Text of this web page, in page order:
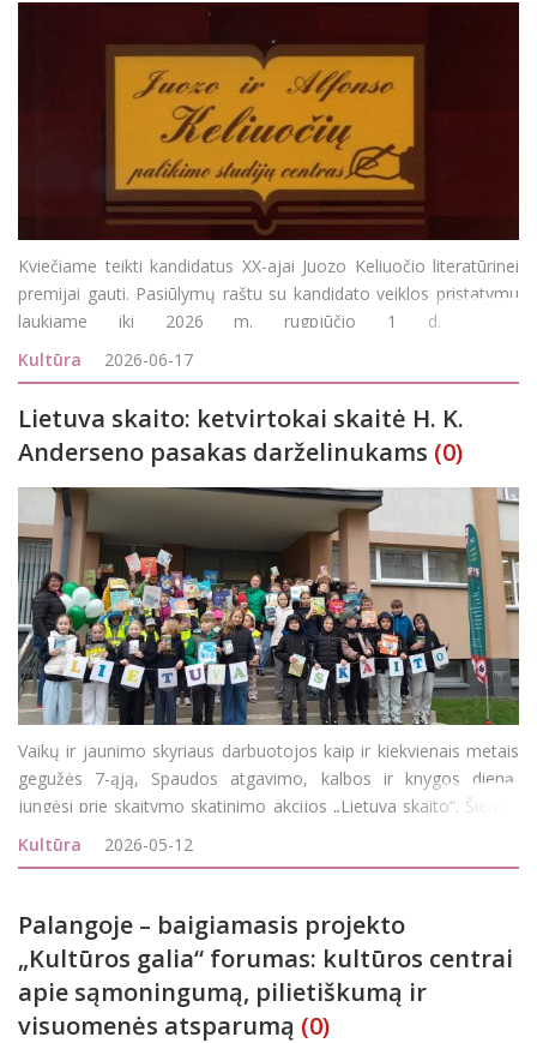
Kviečiame teikti kandidatus XX-ajai Juozo Keliuočio literatūrinei
premijai gauti. Pasiūlymų raštu su kandidato veiklos pristatymu
laukiame iki 2026 m. rugpjūčio 1 d. el.
paštu keliuociucentras@gmail.com Literatūrinės Juozo Keliuočio
Kultūra 2026-06-17
Lietuva skaito: ketvirtokai skaitė H. K.
Anderseno pasakas darželinukams (0)
Vaikų ir jaunimo skyriaus darbuotojos kaip ir kiekvienais metais
gegužės 7-ąją, Spaudos atgavimo, kalbos ir knygos dieną,
jungėsi prie skaitymo skatinimo akcijos „Lietuva skaito“. Šiemet
dėmesys buvo skiriamas jauniesiems skaitytojams - vaikams.
Kultūra 2026-05-12
Palangoje – baigiamasis projekto
„Kultūros galia“ forumas: kultūros centrai
apie sąmoningumą, pilietiškumą ir
visuomenės atsparumą (0)